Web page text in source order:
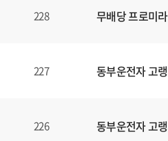
228 무배당 프로미
227 동부운전자 고
226 동부운전자 고